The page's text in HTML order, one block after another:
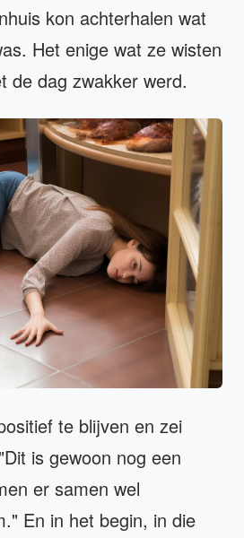
kon achterhalen wat
Het enige wat ze wisten
de dag zwakker werd.
te blijven en zei
is gewoon nog een
er samen wel
En in het begin, in die